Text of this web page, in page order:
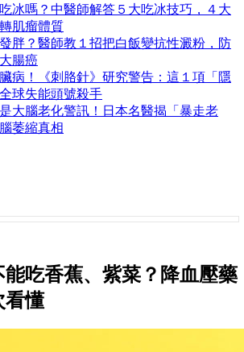
冰嗎？中醫師解答５大吃冰技巧，４大
肌瘤體質
胖？醫師教１招把白飯變抗性澱粉，防
腸癌
病！《刺胳針》研究警告：這１項「隱
球失能頭號殺手
大腦老化警訊！日本名醫揭「暴走老
萎縮真相
吃香蕉、紫菜？降血壓藥
看懂